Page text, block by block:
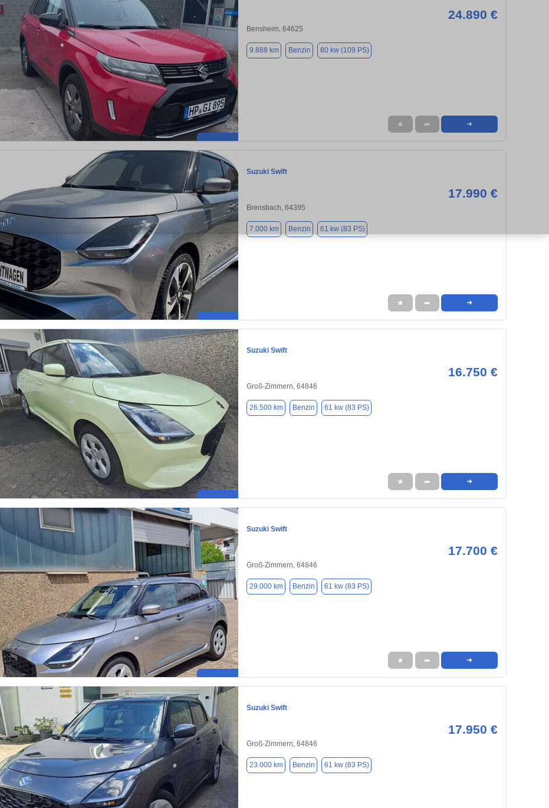
24.890 €
Bensheim, 64625
9.888 km Benzin 80 kw (109 PS)
★ ➦ ➜
Suzuki Swift
17.990 €
Brensbach, 64395
7.000 km Benzin 61 kw (83 PS)
★ ➦ ➜
Suzuki Swift
16.750 €
Groß-Zimmern, 64846
26.500 km Benzin 61 kw (83 PS)
★ ➦ ➜
Suzuki Swift
17.700 €
Groß-Zimmern, 64846
29.000 km Benzin 61 kw (83 PS)
★ ➦ ➜
Suzuki Swift
17.950 €
Groß-Zimmern, 64846
23.000 km Benzin 61 kw (83 PS)